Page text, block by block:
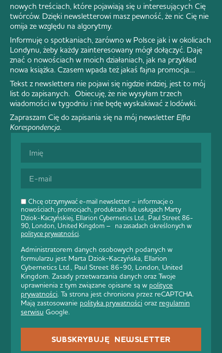
Chcę otrzymywać e-mail newsletter – informacje o
nowościach, promocjach, produktach lub usługach Marty
Dziok-Kaczyńskiej, Ellarion Cybernetics Ltd., Paul Street 86-
90, London, United Kingdom – na zasadach określonych w
polityce prywatności.
Administratorem danych osobowych podanych w
formularzu jest Marta Dziok-Kaczyńska, Ellarion
Cybernetics Ltd., Paul Street 86-90, London, United
Kingdom. Zasady przetwarzania danych oraz Twoje
uprawnienia z tym związane opisane są w polityce
prywatności. Ta strona jest chroniona przez reCAPTCHA.
Mają zastosowanie polityka prywatności oraz regulamin
serwisu Google.
SUBSKRYBUJĘ NEWSLETTER
nowych treściach, które pojawiają się u interesujących Cię
twórców. Dzięki newsletterowi masz pewność, że nic Cię nie
omija ze względu na algorytmy.
Informuję o spotkaniach, zarówno w Polsce jak i w okolicach
Londynu, żeby każdy zainteresowany mógł dołączyć. Daję
znać o nowościach w moich działaniach, jak na przykład
nowa książka. Czasem wpada też jakaś fajna promocja…
Tekst z newslettera nie pojawi się nigdzie indziej, jest to mój
list do zapisanych. Obiecuję, że nie wysyłam trzech
wiadomości w tygodniu i nie będę wyskakiwać z lodówki.
Zapraszam Cię do zapisania się na mój newsletter Elfia
Korespondencja.